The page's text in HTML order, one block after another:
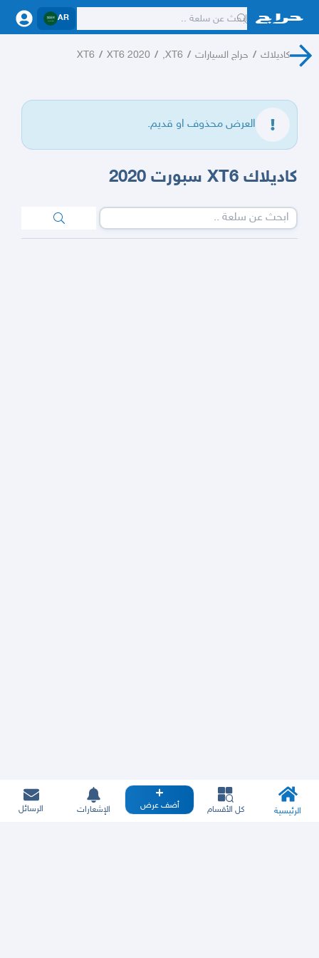
AR
كاديلاك / حراج السيارات /
XT6,
/
XT6 2020
/
XT6
العرض محذوف او قديم.
كاديلاك XT6 سبورت 2020
الرئيسية كل الأقسام أضف عرض الإشعارات الرسائل